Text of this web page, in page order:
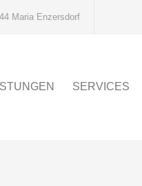
Maria Enzersdorf
SERVICES